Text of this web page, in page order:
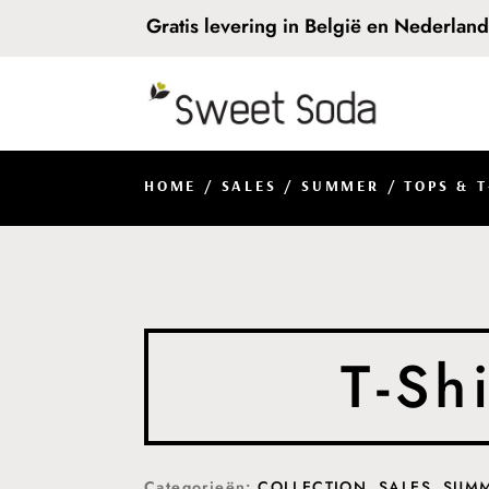
Gratis levering in België en
HOME / SALES /SUMMER /TOPS &
T-